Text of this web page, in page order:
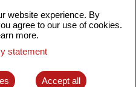
SDN技术的分组光网
website experience. By
agree to our use of cookies.
more.
statement
Accept all